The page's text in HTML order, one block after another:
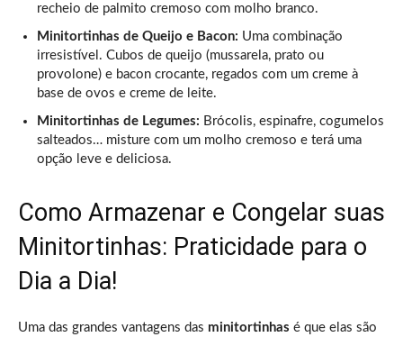
recheio de palmito cremoso com molho branco.
Minitortinhas de Queijo e Bacon: Uma combinação
irresistível. Cubos de queijo (mussarela, prato ou
provolone) e bacon crocante, regados com um creme à
base de ovos e creme de leite.
Minitortinhas de Legumes: Brócolis, espinafre, cogumelos
salteados… misture com um molho cremoso e terá uma
opção leve e deliciosa.
Como Armazenar e Congelar suas
Minitortinhas: Praticidade para o
Dia a Dia!
Uma das grandes vantagens das minitortinhas é que elas são